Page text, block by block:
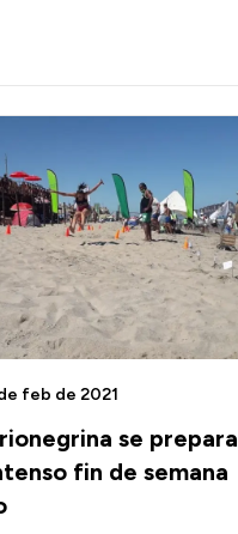
se prepara
fin de semana
feb de 2021